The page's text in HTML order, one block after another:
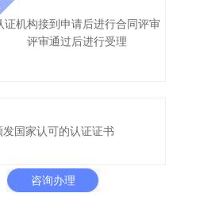
证机构接到申请后进行合同评审
评审通过后进行受理
发国家认可的认证证书
咨询办理